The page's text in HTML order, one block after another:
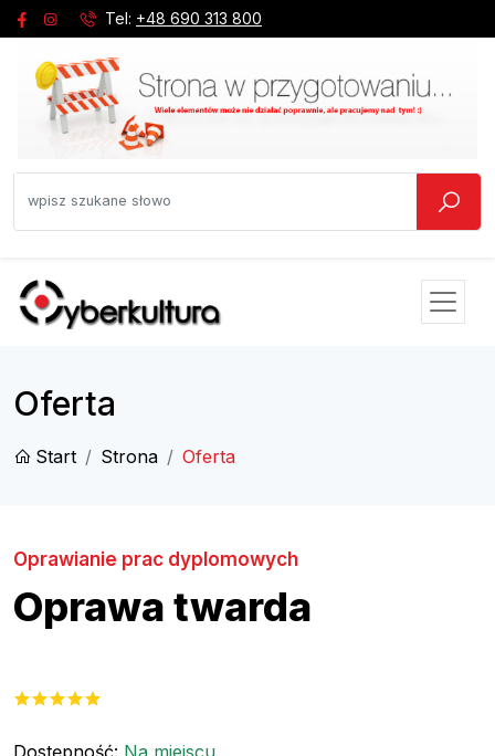
Tel: +48 690 313 800
Oferta
Start Strona Oferta
Oprawianie prac dyplomowych
Oprawa twarda
Dostępność: Na miejscu